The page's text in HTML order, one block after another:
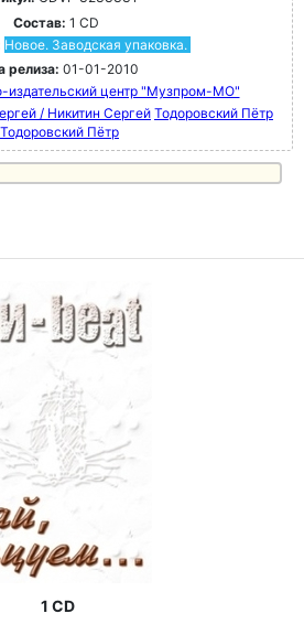
Состав: 1 CD
Новое. Заводская упаковка.
релиза: 01-01-2010
издательский центр "Музпром-МО"
/ Никитин СергейТодоровский Пётр
Пётр
1 CD